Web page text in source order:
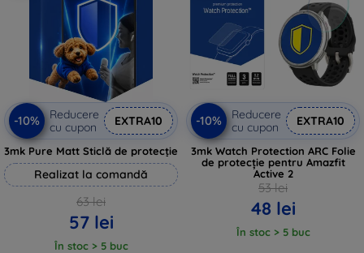
-10%
Reducere
cu cupon
EXTRA10
3mk Pure Matt Sticlă de protecție
Realizat la comandă
63 lei
57 lei
În stoc > 5 buc
-10%
Reducere
cu cupon
EXTRA10
3mk Watch Protection ARC Folie
de protecție pentru Amazfit
Active 2
53 lei
48 lei
În stoc > 5 buc